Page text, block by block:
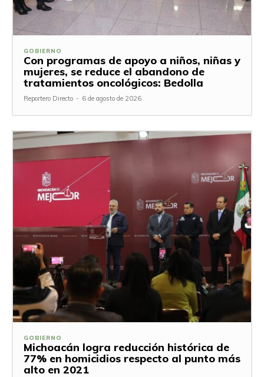
GOBIERNO
Con programas de apoyo a niños, niñas y
mujeres, se reduce el abandono de
tratamientos oncológicos: Bedolla
Reportero Directo - 6 de agosto de 2026
GOBIERNO
Michoacán logra reducción histórica de
77% en homicidios respecto al punto más
alto en 2021